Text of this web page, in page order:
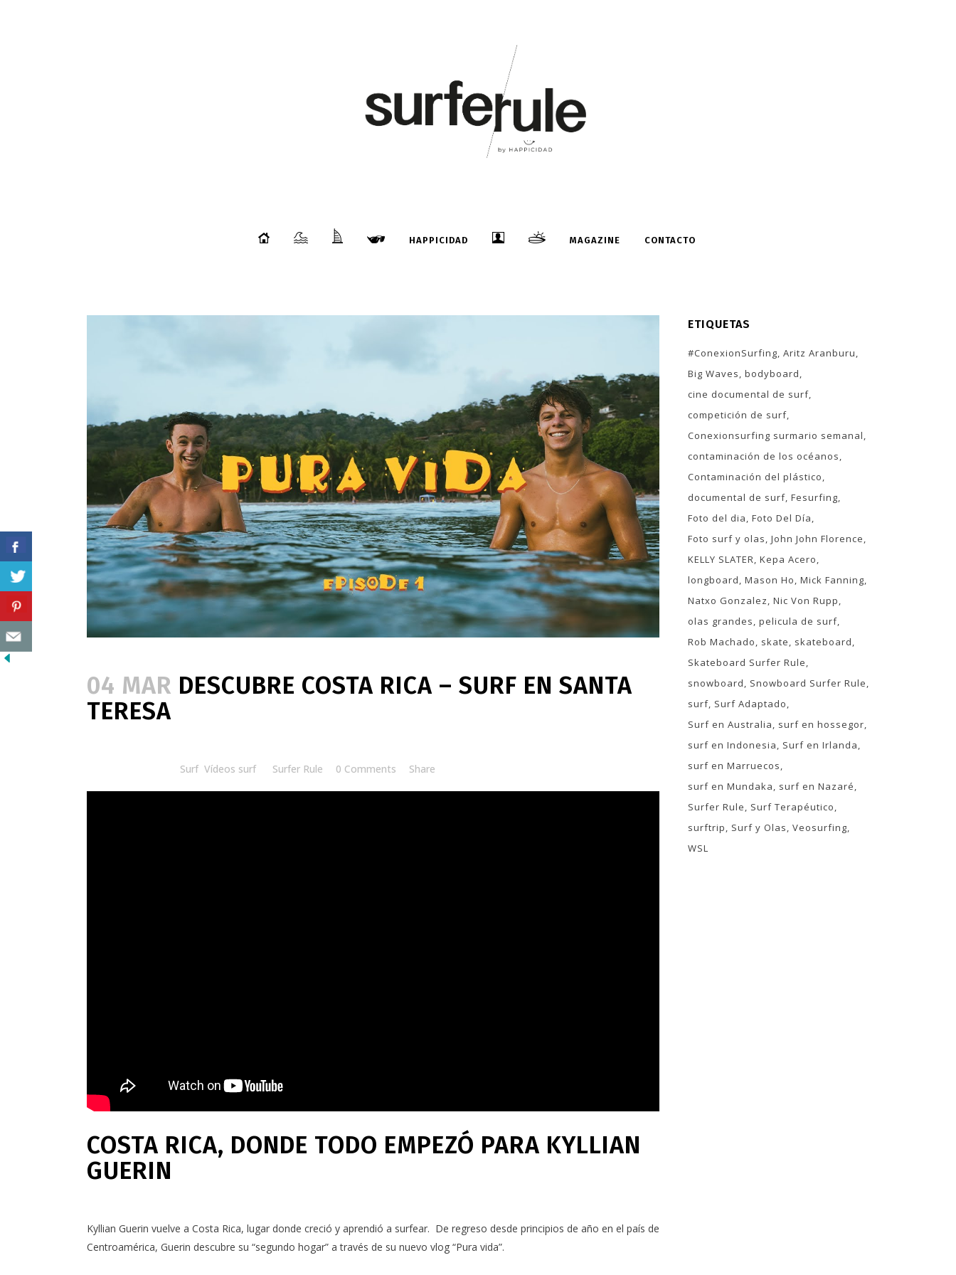
HAPPICIDAD MAGAZINE CONTACTO
04 MAR DESCUBRE COSTA RICA – SURF EN SANTA
TERESA
Surf Vídeos surf Surfer Rule 0 Comments Share
COSTA RICA, DONDE TODO EMPEZÓ PARA KYLLIAN
GUERIN
Kyllian Guerin vuelve a Costa Rica, lugar donde creció y aprendió a surfear. De regreso desde principios de año en el país de
Centroamérica, Guerin descubre su “segundo hogar” a través de su nuevo vlog “Pura vida”.
ETIQUETAS
#ConexionSurfing Aritz Aranburu
Big Waves bodyboard
cine documental de surf
competición de surf
Conexionsurfing surmario semanal
contaminación de los océanos
Contaminación del plástico
documental de surf Fesurfing
Foto del dia Foto Del Día
Foto surf y olas John John Florence
KELLY SLATER Kepa Acero
longboard Mason Ho Mick Fanning
Natxo Gonzalez Nic Von Rupp
olas grandes pelicula de surf
Rob Machado
skate
skateboard
Skateboard Surfer Rule
snowboard
Snowboard Surfer Rule
surf Surf Adaptado
Surf en Australia
surf en hossegor
surf en Indonesia
Surf en Irlanda
surf en Marruecos
surf en Mundaka
surf en Nazaré
Surfer Rule
Surf Terapéutico
surftrip
Surf y Olas Veosurfing
WSL